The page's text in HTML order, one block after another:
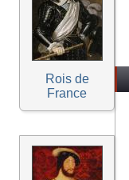
Rois de
France